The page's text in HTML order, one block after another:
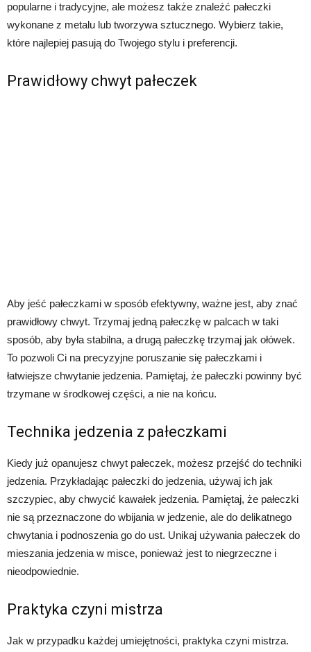
popularne i tradycyjne, ale możesz także znaleźć pałeczki
wykonane z metalu lub tworzywa sztucznego. Wybierz takie,
które najlepiej pasują do Twojego stylu i preferencji.
Prawidłowy chwyt pałeczek
Aby jeść pałeczkami w sposób efektywny, ważne jest, aby znać
prawidłowy chwyt. Trzymaj jedną pałeczkę w palcach w taki
sposób, aby była stabilna, a drugą pałeczkę trzymaj jak ołówek.
To pozwoli Ci na precyzyjne poruszanie się pałeczkami i
łatwiejsze chwytanie jedzenia. Pamiętaj, że pałeczki powinny być
trzymane w środkowej części, a nie na końcu.
Technika jedzenia z pałeczkami
Kiedy już opanujesz chwyt pałeczek, możesz przejść do techniki
jedzenia. Przykładając pałeczki do jedzenia, używaj ich jak
szczypiec, aby chwycić kawałek jedzenia. Pamiętaj, że pałeczki
nie są przeznaczone do wbijania w jedzenie, ale do delikatnego
chwytania i podnoszenia go do ust. Unikaj używania pałeczek do
mieszania jedzenia w misce, ponieważ jest to niegrzeczne i
nieodpowiednie.
Praktyka czyni mistrza
Jak w przypadku każdej umiejętności, praktyka czyni mistrza.